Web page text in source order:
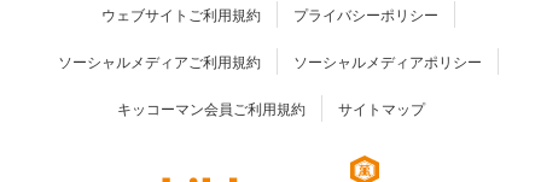
ウェブサイトご利用規約 プライバシーポリシー
ソーシャルメディアご利用規約 ソーシャルメディアポリシー
キッコーマン会員ご利用規約 サイトマップ